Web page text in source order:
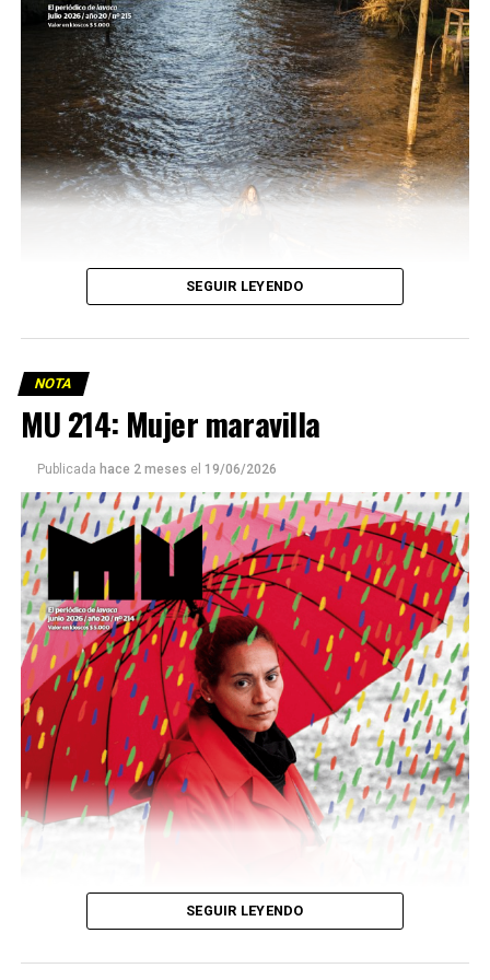
Este número 215 de MU ☝️viene con doble tapa, que
podría ser una frase:
Sin chamuyo, a remarla.
Descargar la Mu en PDF
SEGUIR LEYENDO
NOTA
MU 214: Mujer maravilla
Publicada hace 2 meses el 19/06/2026
SEGUIR LEYENDO